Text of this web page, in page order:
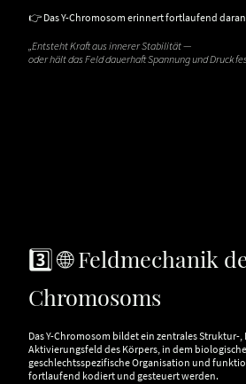
👉 Das Y-Chromosom erinnert fortlaufend
„Entsteht Kraft aus innerer Stabilität —
oder hält das Feld dauerhaft Spannung und Druck
3️⃣ 🌐 Feldmechanik
Chromosoms
Das Y-Chromosom bildet ein zentrales Struktur-
Aktivierungsfeld des Körpers, in dem
geschlechtsspezifische Organisation und
fortlaufend kodiert und gesteuert werden.